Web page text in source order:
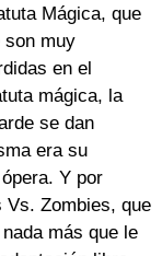
Mágica, que
son muy
en el
mágica, la
se dan
era su
Y por
Vs. Zombies, que
más que le